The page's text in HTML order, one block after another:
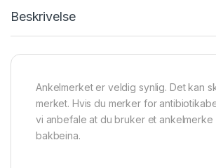
Beskrivelse
Ankelmerket er veldig synlig. Det kan
merket. Hvis du merker for
vi anbefale at du bruker et ankelmerke
bakbeina.